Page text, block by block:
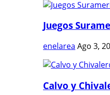
Juegos
enelarea Ago 3,
Calvo y